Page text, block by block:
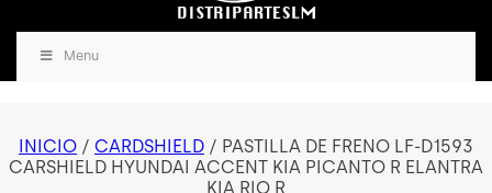
Menu
INICIO / CARDSHIELD / PASTILLA DE FRENO LF-D1593
CARSHIELD HYUNDAI ACCENT KIA PICANTO R ELANTRA
KIA RIO R